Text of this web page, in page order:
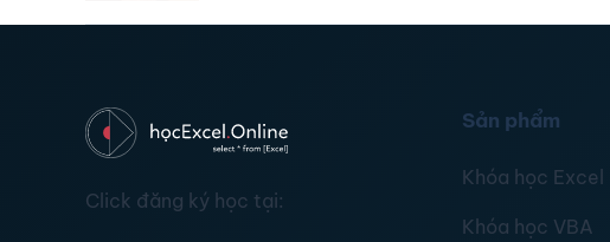
Click đăng ký học tại:
Sản phẩm
Khóa học Excel
Khóa học VBA